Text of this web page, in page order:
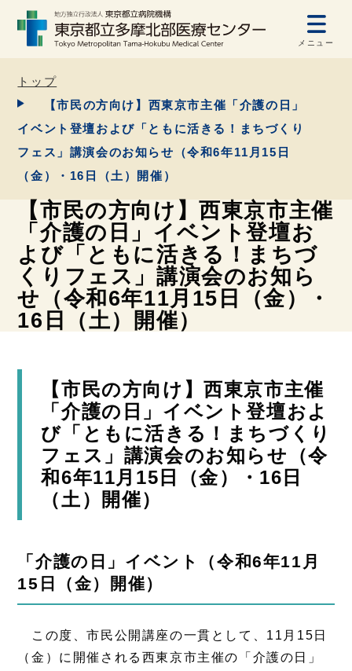
メニュー
トップ
【市民の方向け】西東京市主催「介護の日」
イベント登壇および「ともに活きる！まちづくり
フェス」講演会のお知らせ（令和6年11月15日
（金）・16日（土）開催）
【市民の方向け】西東京市主催
「介護の日」イベント登壇お
よび「ともに活きる！まちづ
くりフェス」講演会のお知ら
せ（令和6年11月15日（金）・
16日（土）開催）
【市民の方向け】西東京市主催
「介護の日」イベント登壇およ
び「ともに活きる！まちづくり
フェス」講演会のお知らせ（令
和6年11月15日（金）・16日
（土）開催）
「介護の日」イベント（令和6年11月
15日（金）開催）
この度、市民公開講座の一貫として、11月15日
（金）に開催される西東京市主催の「介護の日」